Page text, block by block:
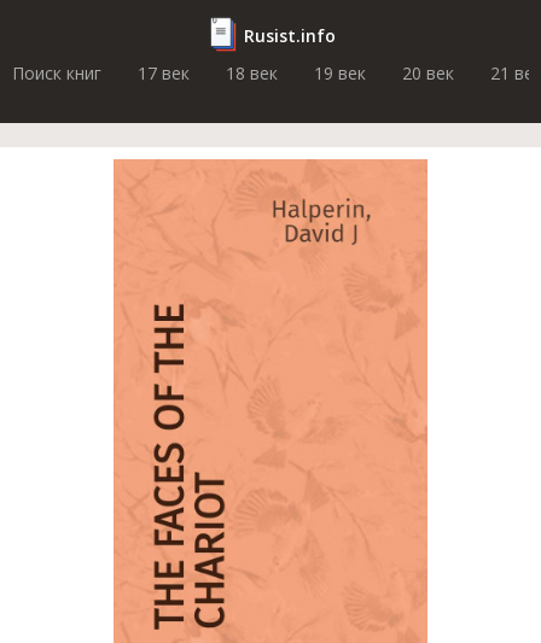
Rusist.info
Поиск книг
17 век 18 век 19 век 20 век 21 век